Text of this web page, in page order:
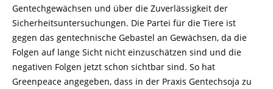
Gentechgewächsen und über die Zuverlässigkeit der
Sicherheitsuntersuchungen. Die Partei für die Tiere ist
gegen das gentechnische Gebastel an Gewächsen, da die
Folgen auf lange Sicht nicht einzuschätzen sind und die
negativen Folgen jetzt schon sichtbar sind. So hat
Greenpeace angegeben, dass in der Praxis Gentechsoja zu